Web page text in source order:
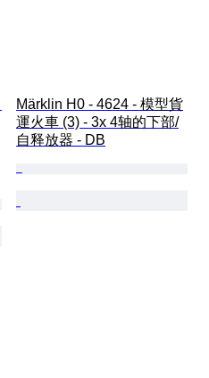
Märklin H0 - 4624 - 模型貨
運火車 (3) - 3x 4轴的下部/
自释放器 - DB